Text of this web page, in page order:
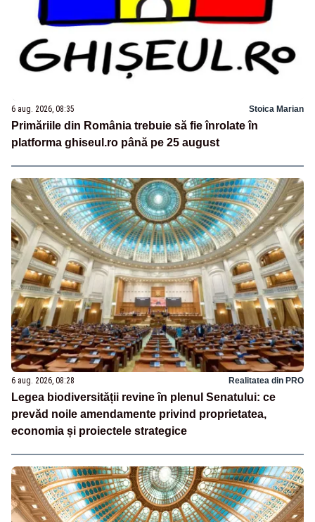
6 aug. 2026, 08:35 Stoica Marian
Primăriile din România trebuie să fie înrolate în
platforma ghiseul.ro până pe 25 august
6 aug. 2026, 08:28 Realitatea din PRO
Legea biodiversității revine în plenul Senatului: ce
prevăd noile amendamente privind proprietatea,
economia și proiectele strategice